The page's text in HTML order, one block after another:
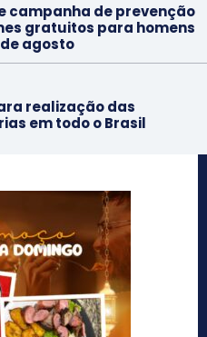
campanha de prevenção
gratuitos para homens
agosto
realização das
em todo o Brasil